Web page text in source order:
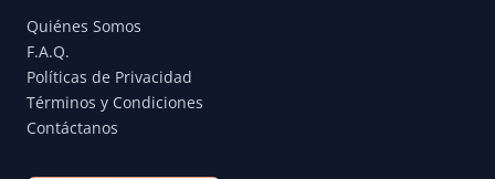
Quiénes Somos
F.A.Q.
Políticas de Privacidad
Términos y Condiciones
Contáctanos